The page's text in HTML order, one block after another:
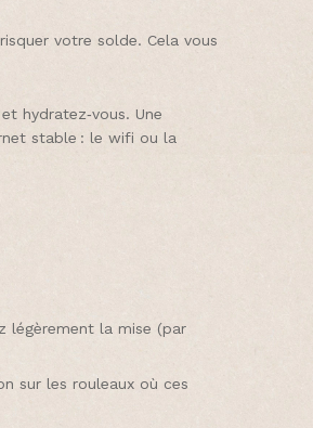
votre solde. Cela vous
hydratez‑vous. Une
stable : le wifi ou la
légèrement la mise (par
sur les rouleaux où ces